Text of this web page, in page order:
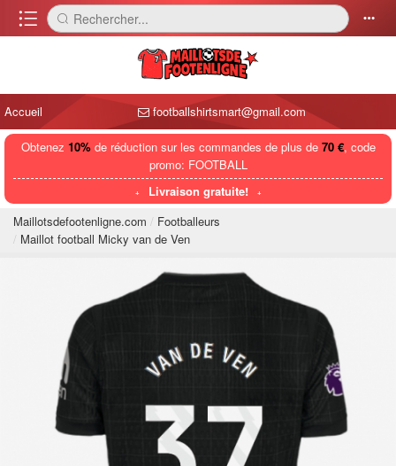
󰈍 󰅼 Rechercher... 󰄒
Accueil footballshirtsmart@gmail.com
Obtenez 10%de réduction sur les commandes de plus de 70 €, code
promo: FOOTBALL
Livraison gratuite!
Maillotsdefootenligne.com
Footballeurs
Maillot football Micky van de Ven